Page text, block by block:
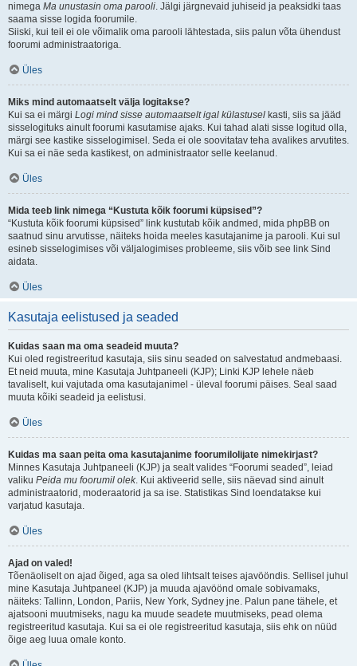
nimega Ma unustasin oma parooli. Jälgi järgnevaid juhiseid ja peaksidki taas
saama sisse logida foorumile.
Siiski, kui teil ei ole võimalik oma parooli lähtestada, siis palun võta ühendust
foorumi administraatoriga.
Üles
Miks mind automaatselt välja logitakse?
Kui sa ei märgi Logi mind sisse automaatselt igal külastusel kasti, siis sa jääd
sisselogituks ainult foorumi kasutamise ajaks. Kui tahad alati sisse logitud olla,
märgi see kastike sisselogimisel. Seda ei ole soovitatav teha avalikes arvutites.
Kui sa ei näe seda kastikest, on administraator selle keelanud.
Üles
Mida teeb link nimega “Kustuta kõik foorumi küpsised”?
“Kustuta kõik foorumi küpsised” link kustutab kõik andmed, mida phpBB on
saatnud sinu arvutisse, näiteks hoida meeles kasutajanime ja parooli. Kui sul
esineb sisselogimises või väljalogimises probleeme, siis võib see link Sind
aidata.
Üles
Kasutaja eelistused ja seaded
Kuidas saan ma oma seadeid muuta?
Kui oled registreeritud kasutaja, siis sinu seaded on salvestatud andmebaasi.
Et neid muuta, mine Kasutaja Juhtpaneeli (KJP); Linki KJP lehele näeb
tavaliselt, kui vajutada oma kasutajanimel - üleval foorumi päises. Seal saad
muuta kõiki seadeid ja eelistusi.
Üles
Kuidas ma saan peita oma kasutajanime foorumilolijate nimekirjast?
Minnes Kasutaja Juhtpaneeli (KJP) ja sealt valides “Foorumi seaded”, leiad
valiku Peida mu foorumil olek. Kui aktiveerid selle, siis näevad sind ainult
administraatorid, moderaatorid ja sa ise. Statistikas Sind loendatakse kui
varjatud kasutaja.
Üles
Ajad on valed!
Tõenäoliselt on ajad õiged, aga sa oled lihtsalt teises ajavööndis. Sellisel juhul
mine Kasutaja Juhtpaneel (KJP) ja muuda ajavöönd omale sobivamaks,
näiteks: Tallinn, London, Pariis, New York, Sydney jne. Palun pane tähele, et
ajatsooni muutmiseks, nagu ka muude seadete muutmiseks, pead olema
registreeritud kasutaja. Kui sa ei ole registreeritud kasutaja, siis ehk on nüüd
õige aeg luua omale konto.